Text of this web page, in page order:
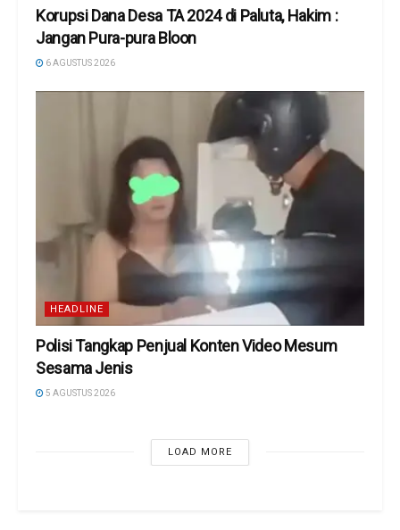
Korupsi Dana Desa TA 2024 di Paluta, Hakim :
Jangan Pura-pura Bloon
6 AGUSTUS 2026
HEADLINE
Polisi Tangkap Penjual Konten Video Mesum
Sesama Jenis
5 AGUSTUS 2026
LOAD MORE